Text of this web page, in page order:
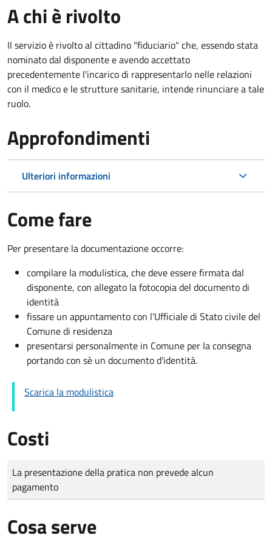
A chi è rivolto
Il servizio è rivolto al cittadino "fiduciario" che, essendo stata
nominato dal disponente e avendo accettato
precedentemente l'incarico di rappresentarlo nelle relazioni
con il medico e le strutture sanitarie, intende rinunciare a tale
ruolo.
Approfondimenti
Ulteriori informazioni
Come fare
Per presentare la documentazione occorre:
compilare la modulistica, che deve essere firmata dal
disponente, con allegato la fotocopia del documento di
identità
fissare un appuntamento con l'Ufficiale di Stato civile del
Comune di residenza
presentarsi personalmente in Comune per la consegna
portando con sè un documento d'identità.
Scarica la modulistica
Costi
Tipo di pagamento
Importo
La presentazione della pratica non prevede alcun
pagamento
Cosa serve